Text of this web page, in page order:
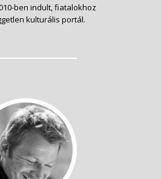
ben indult, fiatalokhoz
kulturális portál.